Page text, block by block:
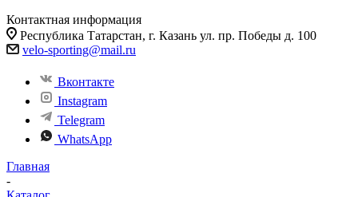
Контактная информация
Республика Татарстан, г. Казань ул. пр. Победы д. 100
velo-sporting@mail.ru
Вконтакте
Instagram
Telegram
WhatsApp
Главная
-